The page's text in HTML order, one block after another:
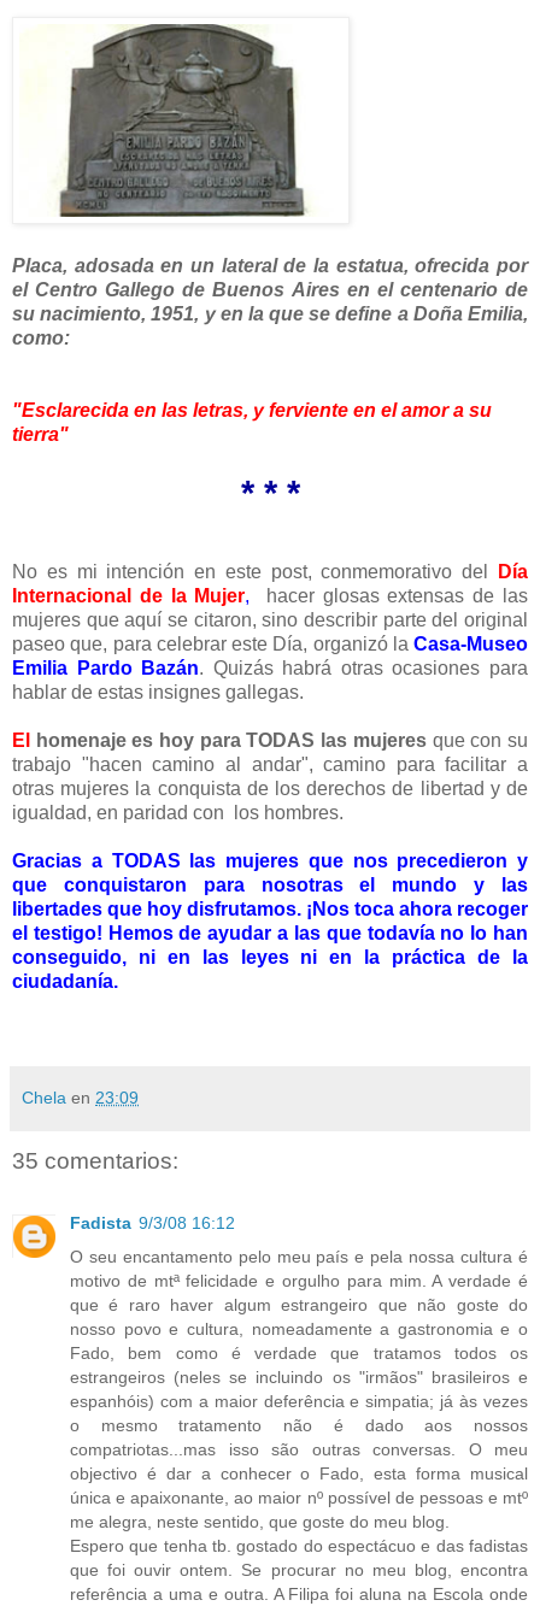
Placa, adosada en un lateral de la estatua, ofrecida por
el Centro Gallego de Buenos Aires en el centenario de
su nacimiento, 1951, y en la que se define a Doña Emilia,
como:
"Esclarecida en las letras, y ferviente en el amor a su
tierra"
* * *
No es mi intención en este post, conmemorativo del
Día
Internacional de la Mujer,
hacer glosas extensas de las
mujeres que aquí se citaron, sino describir parte del original
paseo que, para celebrar este Día, organizó la Casa-Museo
Emilia Pardo Bazán. Quizás habrá otras ocasiones para
hablar de estas insignes gallegas.
El homenaje es hoy para TODAS las mujeresque con su
trabajo "hacen camino al andar", camino para facilitar a
otras mujeres la conquista de los derechos de libertad y de
igualdad, en paridad con los hombres.
Gracias a TODAS las mujeres que nos precedieron y
que conquistaron para nosotras el mundo y las
libertades que hoy disfrutamos. ¡Nos toca ahora recoger
el testigo! Hemos de ayudar a las que todavía no lo han
conseguido, ni en las leyes ni en la práctica de la
ciudadanía.
Chela en 23:09
35 comentarios:
Fadista 9/3/08 16:12
O seu encantamento pelo meu país e pela nossa cultura é
motivo de mtª felicidade e orgulho para mim. A verdade é
que é raro haver algum estrangeiro que não goste do
nosso povo e cultura, nomeadamente a gastronomia e o
Fado, bem como é verdade que tratamos todos os
estrangeiros (neles se incluindo os "irmãos" brasileiros e
espanhóis) com a maior deferência e simpatia; já às vezes
o mesmo tratamento não é dado aos nossos
compatriotas...mas isso são outras conversas. O meu
objectivo é dar a conhecer o Fado, esta forma musical
única e apaixonante, ao maior nº possível de pessoas e mtº
me alegra, neste sentido, que goste do meu blog.
Espero que tenha tb. gostado do espectácuo e das fadistas
que foi ouvir ontem. Se procurar no meu blog, encontra
referência a uma e outra. A Filipa foi aluna na Escola onde